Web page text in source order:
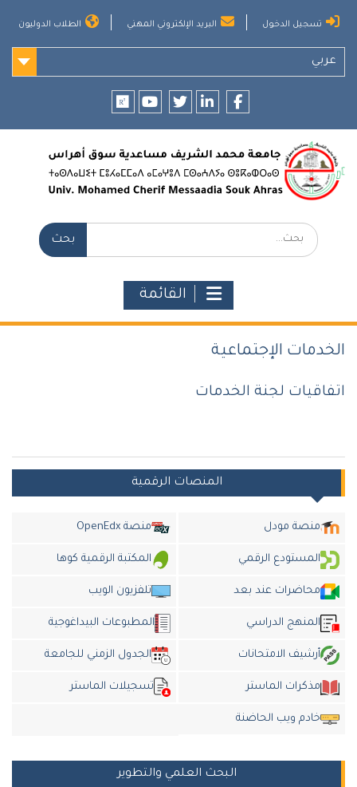
تسجيل الدخول البريد الإلكتروني المهني الطلاب الدوليون
عربي
بحث:
القائمة
الخدمات الإجتماعية
اتفاقيات لجنة الخدمات
المنصات الرقمية
منصة مودل منصة OpenEdx
المستودع الرقمي المكتبة الرقمية كوها
محاضرات عند بعد تلفزيون الويب
المنهج الدراسي المطبوعات البيداغوجية
أرشيف الامتحانات الجدول الزمني للجامعة
مذكرات الماستر تسجيلات الماستر
خادم ويب الحاضنة
البحث العلمي والتطوير